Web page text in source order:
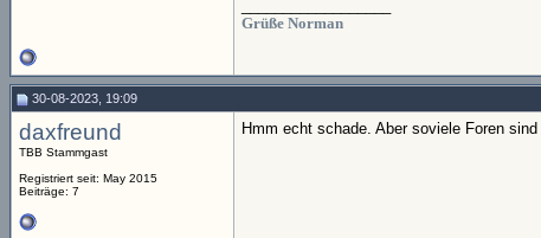
Grüße Norman
30-08-2023, 19:09
daxfreund
TBB Stammgast
Registriert seit: May 2015
Beiträge: 7
Hmm echt schade. Aber soviele Foren